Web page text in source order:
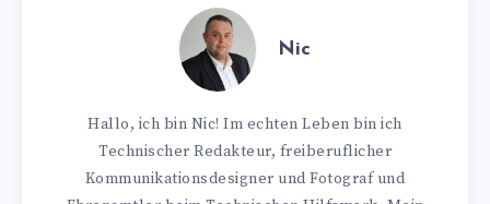
Nic
Hallo, ich bin Nic! Im echten Leben bin ich
Technischer Redakteur, freiberuflicher
Kommunikationsdesigner und Fotograf und